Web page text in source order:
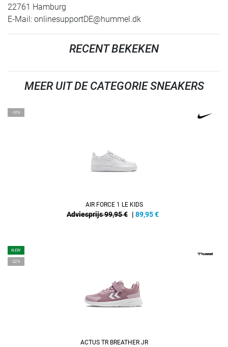
22761 Hamburg
E-Mail: onlinesupportDE@hummel.dk
RECENT BEKEKEN
MEER UIT DE CATEGORIE SNEAKERS
-10%
AIR FORCE 1 LE KIDS
Adviesprijs 99,95 € | 89,95€
NEW
-22%
ACTUS TR BREATHER JR